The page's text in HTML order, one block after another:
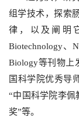
组学技术，探索
律，以及阐明
Biotechnology、
Biology等刊物上
国科学院优秀导
“中国科学院李佩
奖”等。